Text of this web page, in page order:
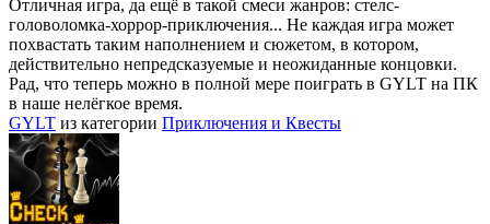
Отличная игра, да ещё в такой смеси жанров: стелс-
головоломка-хоррор-приключения... Не каждая игра может
похвастать таким наполнением и сюжетом, в котором,
действительно непредсказуемые и неожиданные концовки.
Рад, что теперь можно в полной мере поиграть в GYLT на ПК
в наше нелёгкое время.
GYLT из категории Приключения и Квесты